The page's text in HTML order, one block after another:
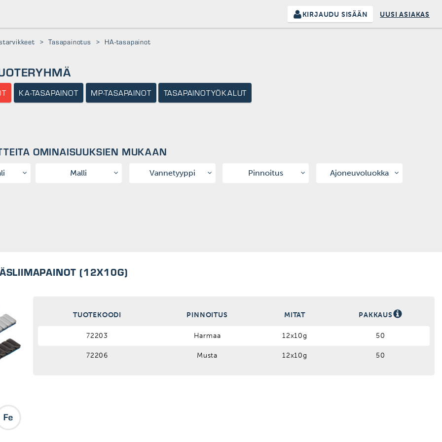
KIRJAUDU SISÄÄN UUSI ASIAKAS
> Tasapainotus > HA-tasapainot
KA-TASAPAINOT MP-TASAPAINOT TASAPAINOTYÖKALUT
OMINAISUUKSIEN MUKAAN
Malli Vannetyyppi Pinnoitus Ajoneuvoluokka
(12X10G)
TUOTEKOODI PINNOITUS MITAT PAKKAUS
72203 Harmaa 12x10g 50
72206 Musta 12x10g 50